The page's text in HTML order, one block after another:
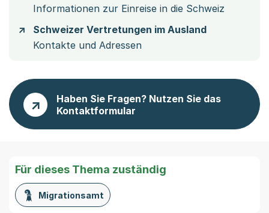
Informationen zur Einreise in die Schweiz
Schweizer Vertretungen im Ausland
Kontakte und Adressen
Haben Sie Fragen? Nutzen Sie das
Kontaktformular
Für dieses Thema zuständig
Migrationsamt